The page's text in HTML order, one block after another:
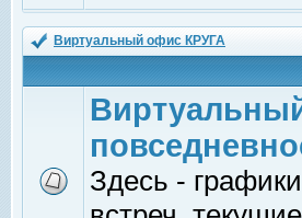
Виртуальный офис КРУГА
Здесь -